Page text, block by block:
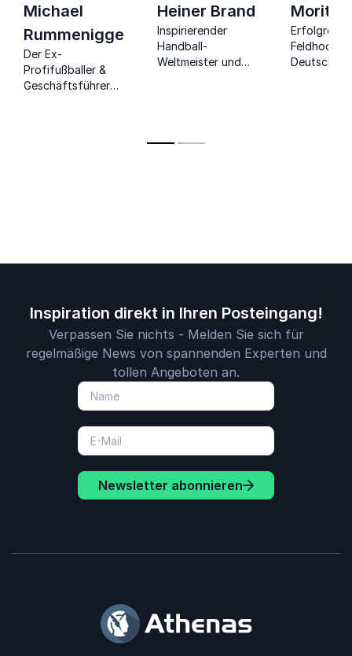
Michael
Rummenigge
Der Ex-
Profifußballer &
Geschäftsführer
Heiner Brand
Inspirierender
Handball-
Weltmeister und
Moritz
Inspiration direkt in Ihren Posteingang!
Verpassen Sie nichts - Melden Sie sich für
regelmäßige News von spannenden Experten und
tollen Angeboten an.
Newsletter abonnieren